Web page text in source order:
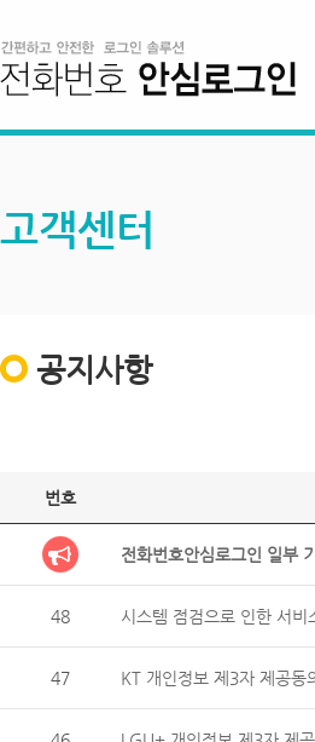
고객센터
공지사항
번호
전화번호안심로그인 일부
48 시스템 점검으로 인한 서
47 KT 개인정보 제3자 제공동